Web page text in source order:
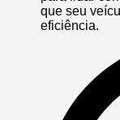
que seu
eficiência.